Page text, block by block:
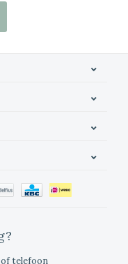
telefoon